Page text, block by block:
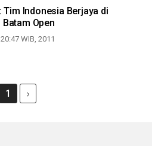
Tim Indonesia Berjaya di
Open
WIB, 2011
1